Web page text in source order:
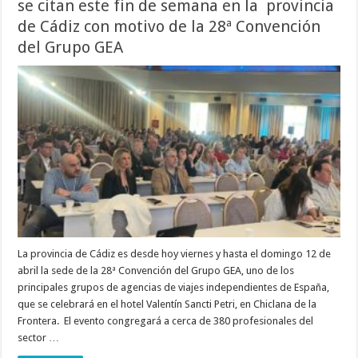
se citan este fin de semana en la provincia
de Cádiz con motivo de la 28ª Convención
del Grupo GEA
La provincia de Cádiz es desde hoy viernes y hasta el domingo 12 de
abril la sede de la 28ª Convención del Grupo GEA, uno de los
principales grupos de agencias de viajes independientes de España,
que se celebrará en el hotel Valentín Sancti Petri, en Chiclana de la
Frontera. El evento congregará a cerca de 380 profesionales del
sector …